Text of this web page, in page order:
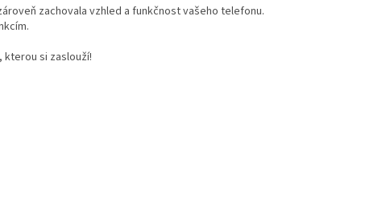
zachovala vzhled a funkčnost vašeho telefonu.
kterou si zaslouží!